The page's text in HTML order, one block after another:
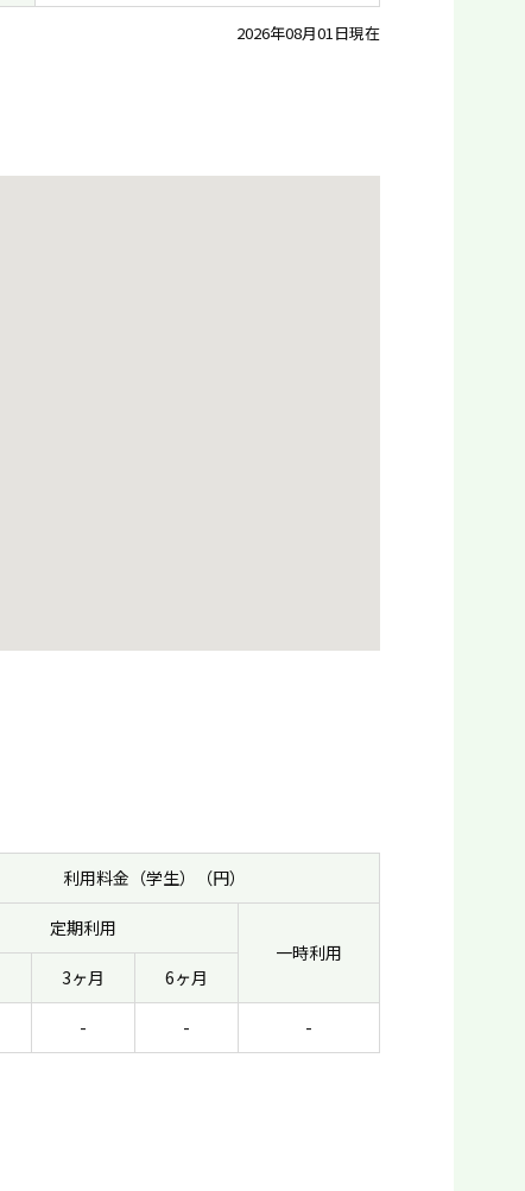
2026年08月01日現在
利用料金（学生）（円）
定期利用
一時利用
3ヶ月 6ヶ月
- - -